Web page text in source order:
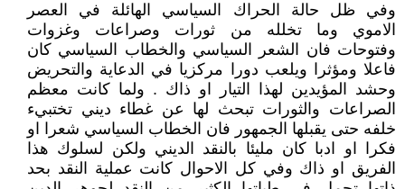
وفي ظل حالة الحراك السياسي الهائلة في العصر
الاموي وما تخلله من ثورات وصراعات وغزوات
وفتوحات فان الشعر السياسي والخطاب السياسي كان
فاعلا ومؤثرا ويلعب دورا مركزيا في الدعاية والتحريض
وحشد المؤيدين لهذا التيار او ذاك . ولما كانت معظم
الصراعات والثورات تبحث لها عن غطاء ديني تختبيء
خلفه حتى يقبلها الجمهور فان الخطاب السياسي شعرا او
فكرا او ادبا كان مليئا بالنقد الديني ولكن لسلوك هذا
الفريق او ذاك وفي كل الاحوال كانت عملية النقد بحد